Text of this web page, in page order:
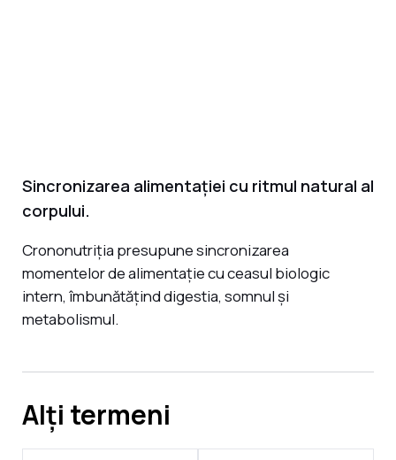
Sincronizarea alimentației cu ritmul natural al
corpului.
Crononutriția presupune sincronizarea
momentelor de alimentație cu ceasul biologic
intern, îmbunătățind digestia, somnul și
metabolismul.
Alți termeni